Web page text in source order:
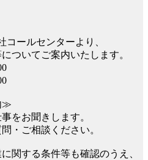
コールセンターより、
ついてご案内いたします。
≫
をお聞きします。
・ご相談ください。
関する条件等も確認のうえ、